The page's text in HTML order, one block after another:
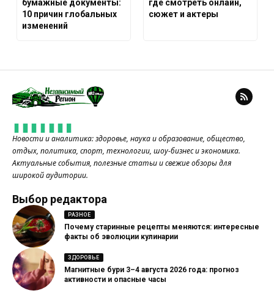
бумажные документы:
10 причин глобальных
изменений
где смотреть онлайн,
сюжет и актеры
Новости и аналитика: здоровье, наука и образование, общество,
отдых, политика, спорт, технологии, шоу-бизнес и экономика.
Актуальные события, полезные статьи и свежие обзоры для
широкой аудитории.
Выбор редактора
РАЗНОЕ
Почему старинные рецепты меняются: интересные
факты об эволюции кулинарии
ЗДОРОВЬЕ
Магнитные бури 3–4 августа 2026 года: прогноз
активности и опасные часы